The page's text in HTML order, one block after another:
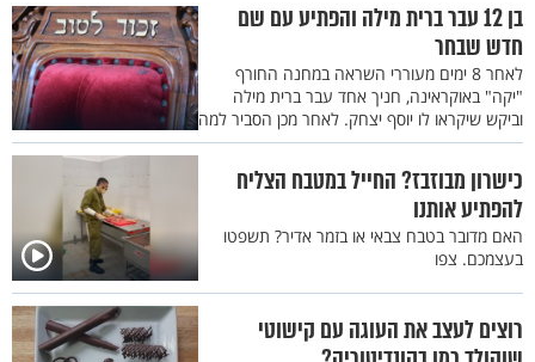
בן 12 עבר ברית מילה והפתיע עם שם
חדש שבחר
לאחר 8 ימים מעוררי השראה במחנה החורף
"יקה" באוקראינה, חניך אחד עבר ברית מילה
וביקש שיקראו לו יוסף יצחק. לאחר מכן הסביר למה
כישרון מבוזבז? החייל במטבח הצליח
להפתיע אותנו
האם מדובר בטבח צבאי או בזמר אדיר? תשפטו
בעצמכם. צפו
רוצים לעצב את העוגה עם קישוטי